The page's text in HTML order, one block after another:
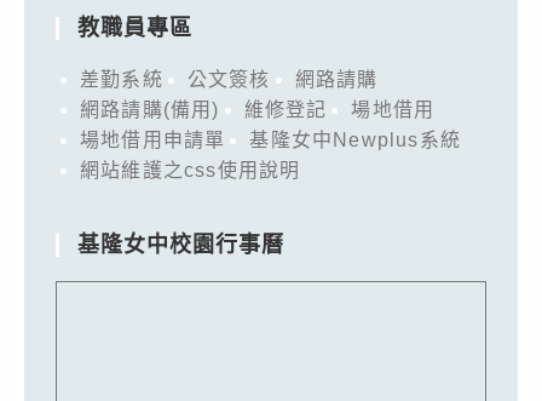
教職員專區
差勤系統 公文簽核
網路請購
網路請購(備用)
維修登記
場地借用
場地借用申請單
基隆女中Newplus系統
網站維護之css使用說明
基隆女中校園行事曆